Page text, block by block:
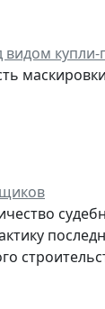
видом